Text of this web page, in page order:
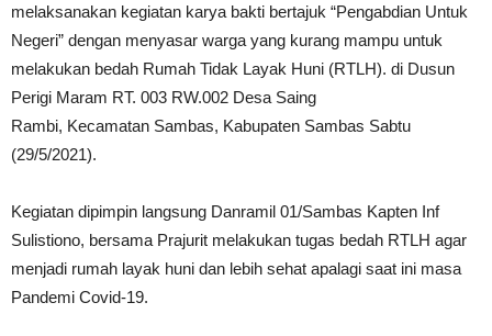
melaksanakan kegiatan karya bakti bertajuk “Pengabdian Untuk
Negeri” dengan menyasar warga yang kurang mampu untuk
melakukan bedah Rumah Tidak Layak Huni (RTLH). di Dusun
Perigi Maram RT. 003 RW.002 Desa Saing
Rambi, Kecamatan Sambas, Kabupaten Sambas Sabtu
(29/5/2021).
Kegiatan dipimpin langsung Danramil 01/Sambas Kapten Inf
Sulistiono, bersama Prajurit melakukan tugas bedah RTLH agar
menjadi rumah layak huni dan lebih sehat apalagi saat ini masa
Pandemi Covid-19.